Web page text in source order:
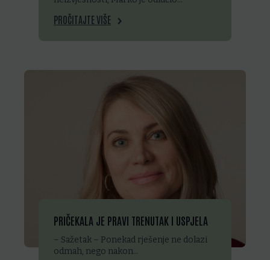
PROČITAJTE VIŠE
PRIČEKALA JE PRAVI TRENUTAK I USPJELA
– Sažetak – Ponekad rješenje ne dolazi
odmah, nego nakon…